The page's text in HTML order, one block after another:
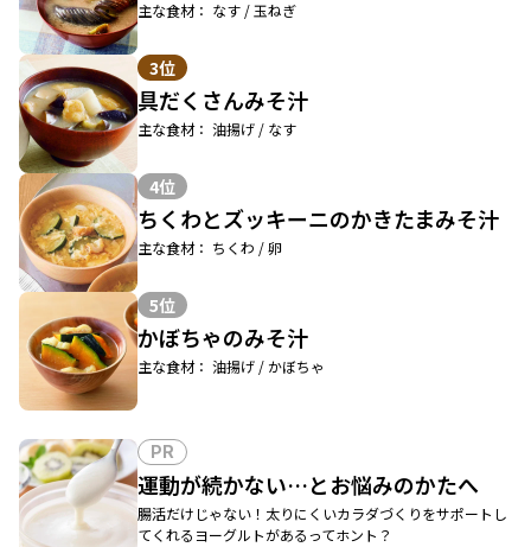
主な食材： なす / 玉ねぎ
3位
具だくさんみそ汁
主な食材： 油揚げ / なす
4位
ちくわとズッキーニのかきたまみそ汁
主な食材： ちくわ / 卵
5位
かぼちゃのみそ汁
主な食材： 油揚げ / かぼちゃ
PR
運動が続かない…とお悩みのかたへ
腸活だけじゃない！太りにくいカラダづくりをサポートし
てくれるヨーグルトがあるってホント？